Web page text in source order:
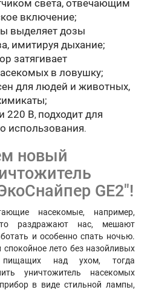
света, отвечающим
включение;
выделяет дозы
имитируя дыхание;
затягивает
в ловушку;
для людей и животных,
220 В, подходит для
использования.
новый
GE2"!
насекомые, например,
раздражают нас, мешают
и особенно спать ночью.
спокойное лето без назойливых
пищащих над ухом, тогда
уничтожитель насекомых
в виде стильной лампы,